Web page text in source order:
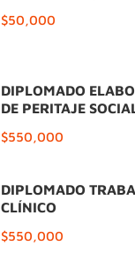
$50,000
DIPLOMADO
DE PERITAJE
$550,000
DIPLOMADO
CLÍNICO
$550,000